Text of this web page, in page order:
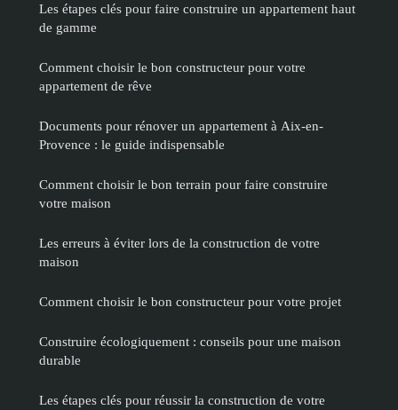
Les étapes clés pour faire construire un appartement haut
de gamme
Comment choisir le bon constructeur pour votre
appartement de rêve
Documents pour rénover un appartement à Aix-en-
Provence : le guide indispensable
Comment choisir le bon terrain pour faire construire
votre maison
Les erreurs à éviter lors de la construction de votre
maison
Comment choisir le bon constructeur pour votre projet
Construire écologiquement : conseils pour une maison
durable
Les étapes clés pour réussir la construction de votre